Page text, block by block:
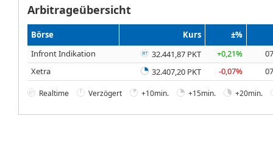
Arbitrageübersicht
Börse Kurs
±%
Infront Indikation
32.441,87 PKT +0,21%
Xetra
32.407,20 PKT -0,07%
Realtime Verzögert +10min. +15min. +20min.